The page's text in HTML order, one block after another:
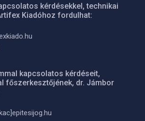
kérdésekkel, technikai
Kiadóhoz fordulhat:
kapcsolatos kérdéseit,
főszerkesztőjének, dr. Jámbor